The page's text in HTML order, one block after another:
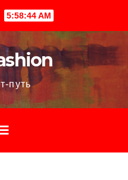
5:58:45 AM
путь